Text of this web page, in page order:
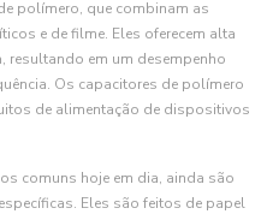
polímero, que combinam as
e de filme. Eles oferecem alta
resultando em um desempenho
Os capacitores de polímero
de alimentação de dispositivos
comuns hoje em dia, ainda são
Eles são feitos de papel